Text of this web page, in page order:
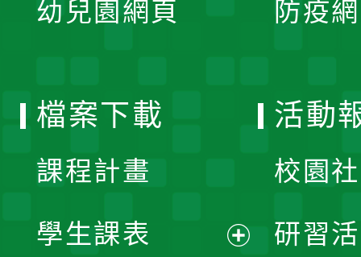
幼兒園網頁 防疫
檔案下載
課程計畫
學生課表
活動
校園
研習